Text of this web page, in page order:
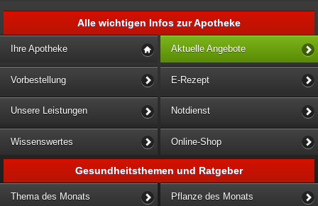
Alle wichtigen Infos zur Apotheke
Ihre Apotheke Aktuelle Angebote
Vorbestellung E-Rezept
Unsere Leistungen Notdienst
Wissenswertes Online-Shop
Gesundheitsthemen und Ratgeber
Thema des Monats Pflanze des Monats